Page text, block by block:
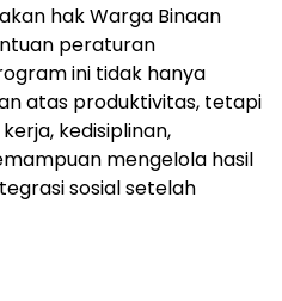
hak Warga Binaan
peraturan
ini tidak hanya
atas produktivitas, tetapi
kedisiplinan,
mengelola hasil
sosial setelah